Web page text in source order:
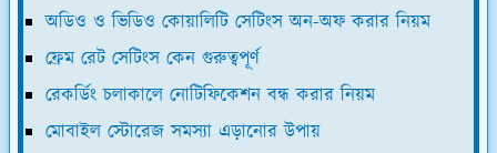
অডিও ও ভিডিও কোয়ালিটি সেটিংস অন-অফ করার নিয়ম
ফ্রেম রেট সেটিংস কেন গুরুত্বপূর্ণ
রেকর্ডিং চলাকালে নোটিফিকেশন বন্ধ করার নিয়ম
মোবাইল স্টোরেজ সমস্যা এড়ানোর উপায়